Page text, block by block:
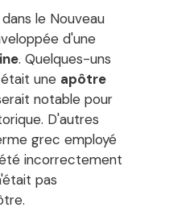
le Nouveau
d'une
. Quelques-uns
une apôtre
notable pour
D'autres
grec employé
incorrectement
pas